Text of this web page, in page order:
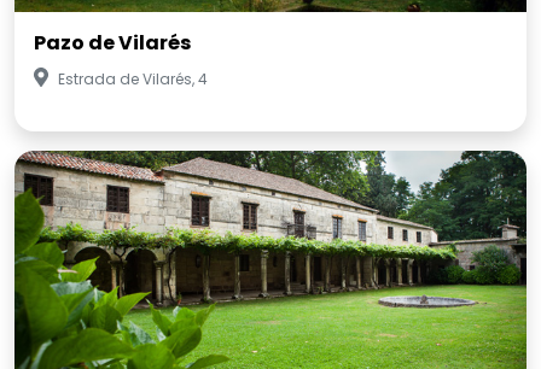
Pazo de Vilarés
Estrada de Vilarés, 4